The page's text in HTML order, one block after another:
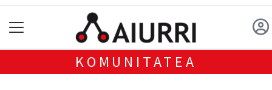
KOMUNITATEA